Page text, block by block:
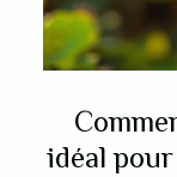
idéal